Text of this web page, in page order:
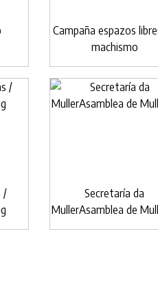
Campaña espazos
machismo
/
Secretaría da
MullerAsamblea de